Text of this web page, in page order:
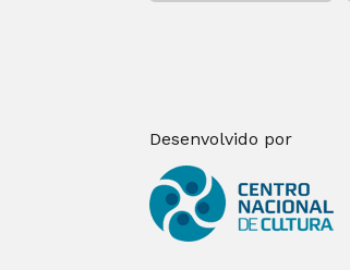
Desenvolvido por